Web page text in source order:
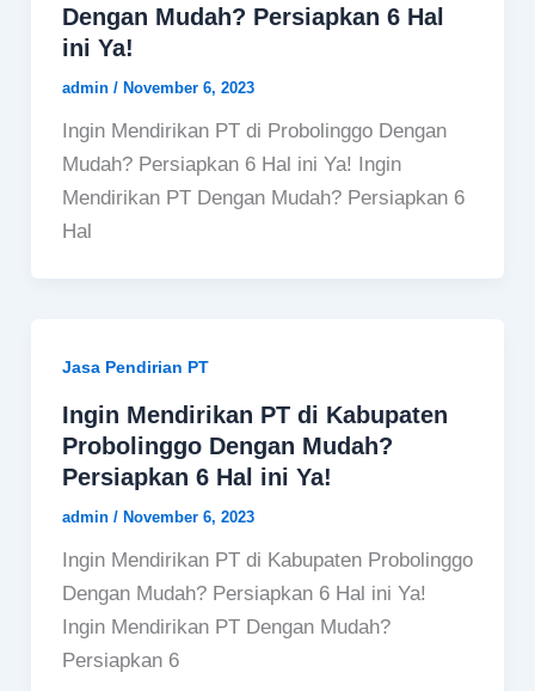
Dengan Mudah? Persiapkan 6 Hal
ini Ya!
admin / November 6, 2023
Ingin Mendirikan PT di Probolinggo Dengan
Mudah? Persiapkan 6 Hal ini Ya! Ingin
Mendirikan PT Dengan Mudah? Persiapkan 6
Hal
Jasa Pendirian PT
Ingin Mendirikan PT di Kabupaten
Probolinggo Dengan Mudah?
Persiapkan 6 Hal ini Ya!
admin / November 6, 2023
Ingin Mendirikan PT di Kabupaten Probolinggo
Dengan Mudah? Persiapkan 6 Hal ini Ya!
Ingin Mendirikan PT Dengan Mudah?
Persiapkan 6